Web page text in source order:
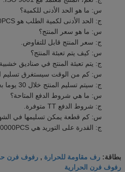
س: ما هو الحد الأدنى للكمية؟
ج: الحد الأدنى لكمية الطلب هو 300PCS.
س: ما هو سعر المنتج؟
ج: سعر المنتج قابل للتفاوض.
س: كيف يتم تعبئة المنتج؟
ج: يتم تعبئة المنتج في صناديق خشبية.
س: كم من الوقت سيستغرق تسليم
ج: سيتم تسليم المنتج خلال 30 يوما بعد الدفع.
س: ما هي شروط الدفع المتاحة؟
ج: شروط الدفع TT متوفرة.
س: كم قطعة يمكن تسليمها في
ج: القدرة على التوريد هي 500000PCS / الشهر.
بطاقة: رف مقاومة للحرارة , رفوف فرن
رفوف فرن الحرارية